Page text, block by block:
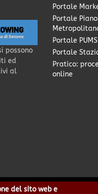
possono
ed
al
Portale
Portale
Portale
Portale
Pratico:
online
del sito web e